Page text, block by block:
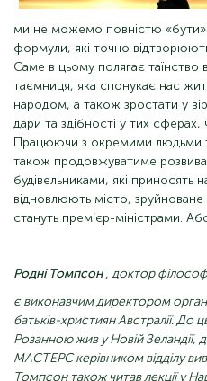
ми не можемо повністю
формули, які точно
Саме в цьому полягає таїнство
таємниця, яка спонукає нас
народом, а також зростати у
дари та здібності у тих
Працюючи з окремими людьми
також продовжуватиме
будівельниками, які приносять
відновлюють місто,
стануть прем’єр-міністрами.
Родні Томпсон, доктор
є виконавчим директором
батьків-християн Австралії. До
Розанною жив у Новій Зеландії,
МАСТЕРС керівником відділу
Томпсон також читав лекції у